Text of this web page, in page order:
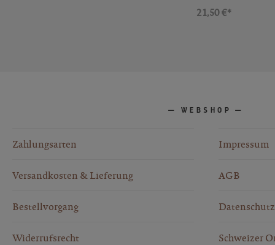
21,50 €*
WEBSHOP
Zahlungsarten
Versandkosten & Lieferung
Bestellvorgang
Widerrufsrecht
Impressum
AGB
Datenschutz
Schweizer